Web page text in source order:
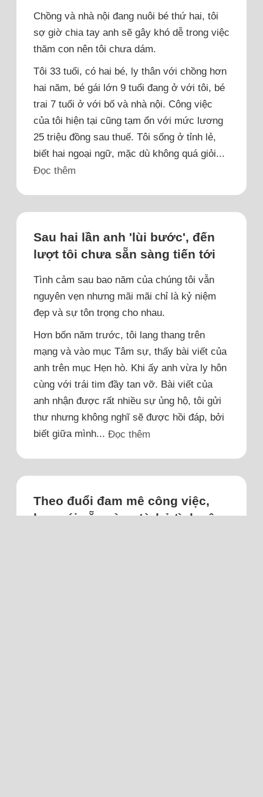
Chồng và nhà nội đang nuôi bé thứ hai, tôi
sợ giờ chia tay anh sẽ gây khó dễ trong việc
thăm con nên tôi chưa dám.
Tôi 33 tuổi, có hai bé, ly thân với chồng hơn
hai năm, bé gái lớn 9 tuổi đang ở với tôi, bé
trai 7 tuổi ở với bố và nhà nội. Công việc
của tôi hiện tại cũng tạm ổn với mức lương
25 triệu đồng sau thuế. Tôi sống ở tỉnh lẻ,
biết hai ngoại ngữ, mặc dù không quá giỏi...
Đọc thêm
Sau hai lần anh 'lùi bước', đến
lượt tôi chưa sẵn sàng tiến tới
Tình cảm sau bao năm của chúng tôi vẫn
nguyên vẹn nhưng mãi mãi chỉ là kỷ niệm
đẹp và sự tôn trọng cho nhau.
Hơn bốn năm trước, tôi lang thang trên
mạng và vào mục Tâm sự, thấy bài viết của
anh trên mục Hẹn hò. Khi ấy anh vừa ly hôn
cùng với trái tim đầy tan vỡ. Bài viết của
anh nhận được rất nhiều sự ủng hộ, tôi gửi
thư nhưng không nghĩ sẽ được hồi đáp, bởi
biết giữa mình... Đọc thêm
Theo đuổi đam mê công việc,
bạn gái sẵn sàng từ bỏ tình yêu